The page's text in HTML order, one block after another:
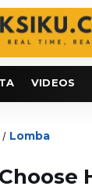
VIDEOS
/ Lomba